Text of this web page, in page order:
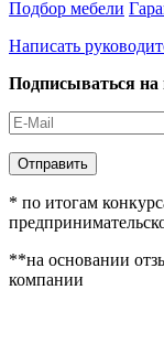
Подбор мебели
Написать
Подписываться на
Отправить
* по итогам
**на основании
компании